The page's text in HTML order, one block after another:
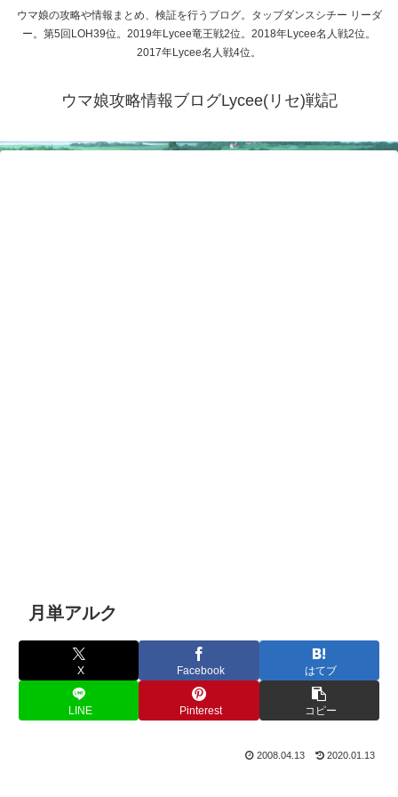
ウマ娘の攻略や情報まとめ、検証を行うブログ。タップダンスシチー リーダ
ー。第5回LOH39位。2019年Lycee竜王戦2位。2018年Lycee名人戦2位。
2017年Lycee名人戦4位。
ウマ娘攻略情報ブログLycee(リセ)戦記
月単アルク
X Facebook はてブ
LINE Pinterest コピー
2008.04.13 2020.01.13